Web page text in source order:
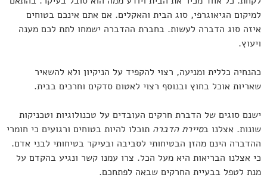
למיקום הגיאוגרפי, סוג הבית והאקלים. אם אתם אינכם בטוחים
איזה סוג הדברה לעשות. בחברת ההדברה ישמחו לתת לכם מענה
ויעוץ.
כהנחיה כללית ומניעה, רצוי להקפיד על הניקיון ולא להשאיר
שאריות אוכל בחוץ ובנוסף רצוי לאטום סדקים וחרכים בבית.
ישנם סוגים של הדברת חרקים העובדים על טכנולוגיות וטכניקות
שונות. אצלנו בסיירת הדברה תוכלו להיות בטוחים ורגועים כי חומרי
ההדברה הינם מהזן הבטיחותי לסביבה ובעיקר בטיחותי לבני אדם.
כי אצלנו הבריאות היא מעל הכל. צרו עמנו קשר ונגיע בהקדם על
מנת לטפל בבעיית החרקים שבאה לפתחכם.